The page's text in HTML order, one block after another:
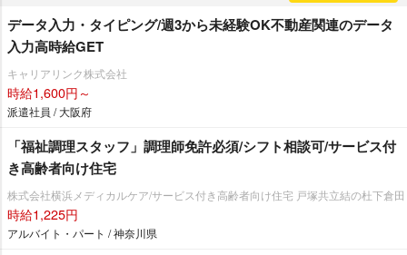
データ入力・タイピング/週3から未経験OK不動産関連のデータ
入力高時給GET
キャリアリンク株式会社
時給1,600円～
派遣社員 / 大阪府
「福祉調理スタッフ」調理師免許必須/シフト相談可/サービス付
き高齢者向け住宅
株式会社横浜メディカルケア/サービス付き高齢者向け住宅 戸塚共立結の杜下倉田
時給1,225円
アルバイト・パート / 神奈川県